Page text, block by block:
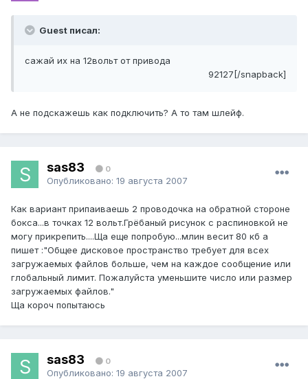
Guest писал:
сажай их на 12вольт от привода
92127[/snapback]
А не подскажешь как подключить? А то там шлейф.
sas83 0
Опубликовано: 19 августа 2007
Как вариант припаиваешь 2 проводочка на обратной стороне
бокса...в точках 12 вольт.Грёбаный рисунок с распиновкой не
могу прикрепить....Ща еще попробую...млин весит 80 кб а
пишет :"Общее дисковое пространство требует для всех
загружаемых файлов больше, чем на каждое сообщение или
глобальный лимит. Пожалуйста уменьшите число или размер
загружаемых файлов."
Ща короч попытаюсь
sas83 0
Опубликовано: 19 августа 2007